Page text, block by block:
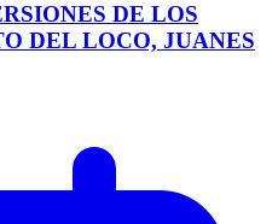
DE LOS
DEL LOCO, JUANES